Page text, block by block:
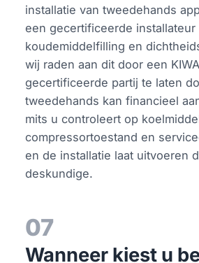
installatie van tweedehands
een gecertificeerde installateur
koudemiddelfilling en
wij raden aan dit door een
gecertificeerde partij te laten
tweedehands kan financieel
mits u controleert op
compressortoestand en
en de installatie laat uitvoeren
deskundige.
07
Wanneer kiest u